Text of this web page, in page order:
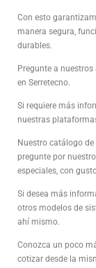
Con esto
manera segura,
durables.
Pregunte a
en Serretecno.
Si requiere más
nuestras
Nuestro catálogo
pregunte por
especiales, con
Si desea más
otros modelos de
ahí mismo.
Conozca un poco
cotizar desde la